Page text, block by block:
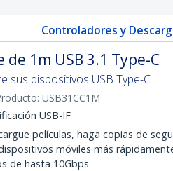
Controladores y
de 1m USB 3.1 Type-C
sus dispositivos USB Type-C
USB31CC1M
USB-IF
películas, haga copias de
móviles más
de hasta 10Gbps